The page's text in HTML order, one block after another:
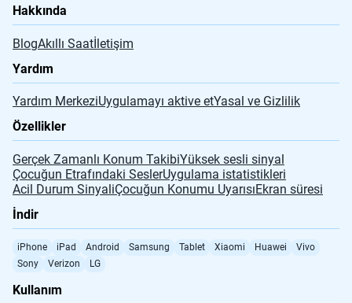
Hakkında
BlogAkıllı Saatİletişim
Yardım
Yardım MerkeziUygulamayı aktive etYasal ve Gizlilik
Özellikler
Gerçek Zamanlı Konum TakibiYüksek sesli sinyal
Çocuğun Etrafındaki SeslerUygulama istatistikleri
Acil Durum SinyaliÇocuğun Konumu UyarısıEkran süresi
İndir
iPhone iPad Android Samsung Tablet Xiaomi Huawei
Vivo
Sony
Verizon LG
Kullanım